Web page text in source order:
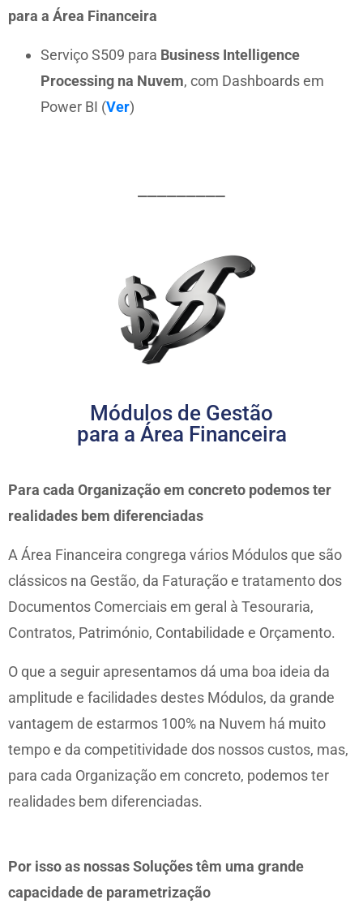
para a Área Financeira
Serviço S509 para Business Intelligence
Processing na Nuvem, com Dashboards em
Power BI (Ver)
Módulos de Gestão
para a Área Financeira
Para cada Organização em concreto podemos ter
realidades bem diferenciadas
A Área Financeira congrega vários Módulos que são
clássicos na Gestão, da Faturação e tratamento dos
Documentos Comerciais em geral à Tesouraria,
Contratos, Património, Contabilidade e Orçamento.
O que a seguir apresentamos dá uma boa ideia da
amplitude e facilidades destes Módulos, da grande
vantagem de estarmos 100% na Nuvem há muito
tempo e da competitividade dos nossos custos, mas,
para cada Organização em concreto, podemos ter
realidades bem diferenciadas.
Por isso as nossas Soluções têm uma grande
capacidade de parametrização